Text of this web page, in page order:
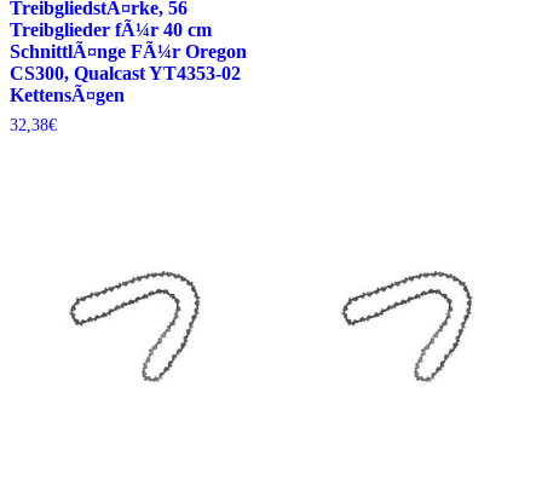
TreibgliedstÃ¤rke, 56
Treibglieder fÃ¼r 40 cm
SchnittlÃ¤nge FÃ¼r Oregon
CS300, Qualcast YT4353-02
KettensÃ¤gen
32,38€